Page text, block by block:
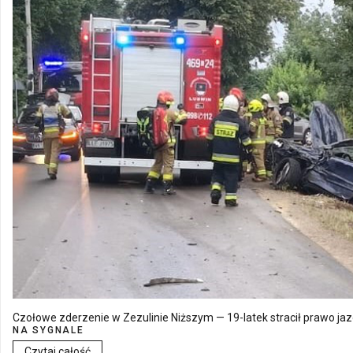
Czołowe zderzenie w Zezulinie Niższym — 19-latek stracił prawo
NA SYGNALE